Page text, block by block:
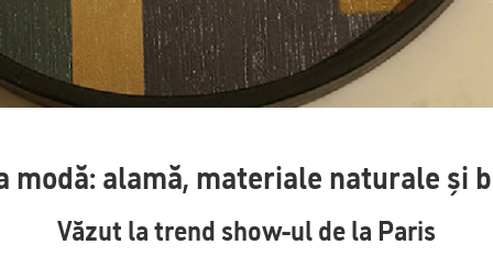
modă: alamă, materiale naturale și
Văzut la trend show-ul de la Paris